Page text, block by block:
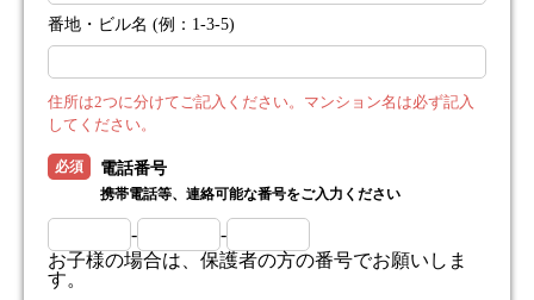
番地・ビル名 (例：1-3-5)
住所は2つに分けてご記入ください。マンション名は必ず記入
してください。
必須 電話番号
携帯電話等、連絡可能な番号をご入力ください
-
-
お子様の場合は、保護者の方の番号でお願いしま
す。